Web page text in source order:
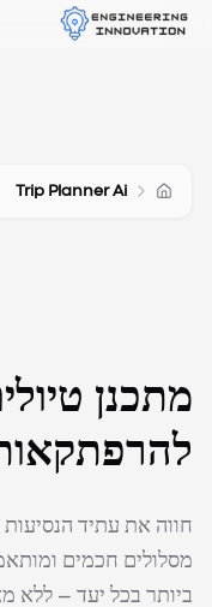
Trip Planner Ai
מתכנן
מסלולים חכמים
ביותר בכל יעד – ללא